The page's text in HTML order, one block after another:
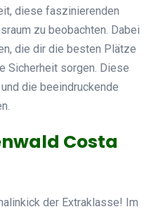
diese faszinierenden
zu beobachten. Dabei
die dir die besten Plätze
Sicherheit sorgen. Diese
die beeindruckende
Costa
der Extraklasse! Im